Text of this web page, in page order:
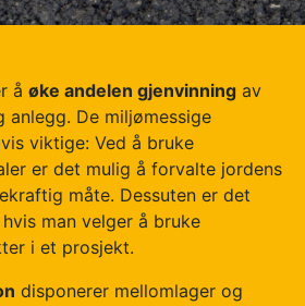
å øke andelen gjenvinning av
De miljømessige
viktige: Ved å bruke
er det mulig å forvalte jordens
måte. Dessuten er det
man velger å bruke
i et prosjekt.
disponerer mellomlager og